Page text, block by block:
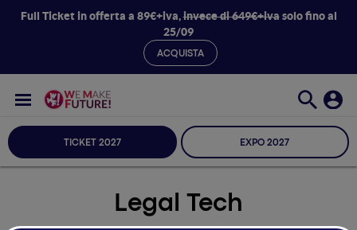
Full Ticket in offerta a 89€+iva,invece di 649€+ivasolo fino al
25/09
ACQUISTA
TICKET 2027 EXPO 2027
Legal Tech